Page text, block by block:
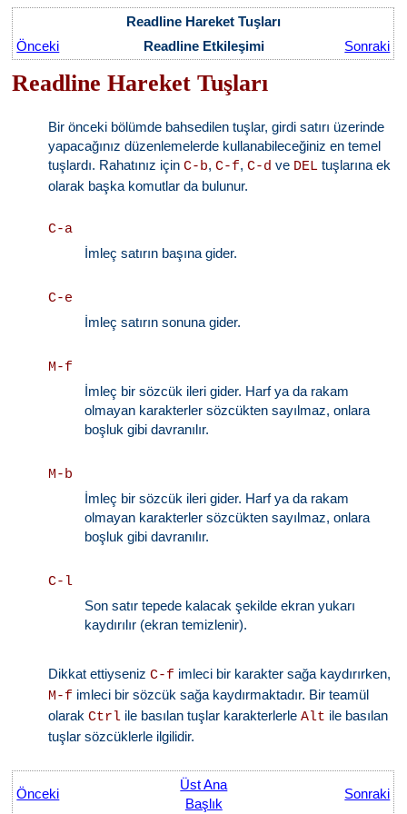
Readline Hareket Tuşları
Önceki
Readline Etkileşimi Sonraki
Readline Hareket Tuşları
Bir önceki bölümde bahsedilen tuşlar, girdi satırı üzerinde
yapacağınız düzenlemelerde kullanabileceğiniz en temel
tuşlardı. Rahatınız içinC-b,C-f,C-d ve DEL tuşlarına ek
olarak başka komutlar da bulunur.
C-a
İmleç satırın başına gider.
C-e
İmleç satırın sonuna gider.
M-f
İmleç bir sözcük ileri gider. Harf ya da rakam
olmayan karakterler sözcükten sayılmaz, onlara
boşluk gibi davranılır.
M-b
İmleç bir sözcük ileri gider. Harf ya da rakam
olmayan karakterler sözcükten sayılmaz, onlara
boşluk gibi davranılır.
C-l
Son satır tepede kalacak şekilde ekran yukarı
kaydırılır (ekran temizlenir).
Dikkat ettiysenizC-f imleci bir karakter sağa kaydırırken,
M-f imleci bir sözcük sağa kaydırmaktadır. Bir teamül
olarakCtrl ile basılan tuşlar karakterlerleAlt ile basılan
tuşlar sözcüklerle ilgilidir.
Önceki
Üst Ana
Başlık
Sonraki